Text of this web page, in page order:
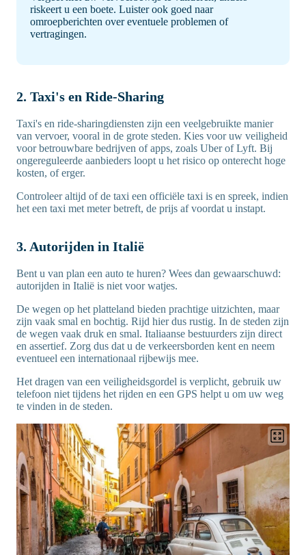
riskeert u een boete. Luister ook goed naar
omroepberichten over eventuele problemen of
vertragingen.
2. Taxi's en Ride-Sharing
Taxi's en ride-sharingdiensten zijn een veelgebruikte manier
van vervoer, vooral in de grote steden. Kies voor uw veiligheid
voor betrouwbare bedrijven of apps, zoals Uber of Lyft. Bij
ongereguleerde aanbieders loopt u het risico op onterecht hoge
kosten, of erger.
Controleer altijd of de taxi een officiële taxi is en spreek, indien
het een taxi met meter betreft, de prijs af voordat u instapt.
3. Autorijden in Italië
Bent u van plan een auto te huren? Wees dan gewaarschuwd:
autorijden in Italië is niet voor watjes.
De wegen op het platteland bieden prachtige uitzichten, maar
zijn vaak smal en bochtig. Rijd hier dus rustig. In de steden zijn
de wegen vaak druk en smal. Italiaanse bestuurders zijn direct
en assertief. Zorg dus dat u de verkeersborden kent en neem
eventueel een internationaal rijbewijs mee.
Het dragen van een veiligheidsgordel is verplicht, gebruik uw
telefoon niet tijdens het rijden en een GPS helpt u om uw weg
te vinden in de steden.